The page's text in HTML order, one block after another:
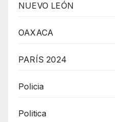
NUEVO LEÓN
OAXACA
PARÍS 2024
Policia
Politica